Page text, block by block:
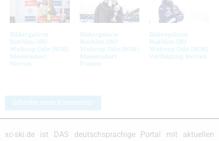
Bildergalerie
Biathlon IBU
Weltcup Oslo (NOR)
Massenstart
Herren
Bildergalerie
Biathlon IBU
Weltcup Oslo (NOR)
Massenstart
Frauen
Bildergalerie
Biathlon IBU
Weltcup Oslo (NOR)
Verfolgung Herren
Schreibe einen Kommentar
xc-ski.de ist DAS deutschsprachige Portal mit aktuellen